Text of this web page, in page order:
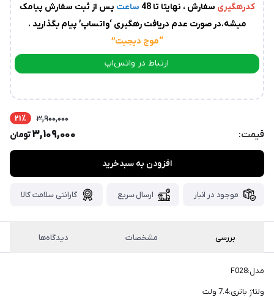
کاریمی
باشد.
عدم
کدرهگیریاز
پست،جهت
دریافت
۴۸ساعت
سفارش،واتساپ
کدرهگیری سفارش ، نهایتا تا 48 ساعت پس از ثبت سفارش پیامک
میشه.در صورت عدم دریافت رهگیری ‘واتساپ’ پیام بگذارید .
“موج دیجیت”
ارتباط در واتس‌اپ
قیمت:
3,900,000 21٪
3,109,000تومان
افزودن به سبدخرید
موجود در انبار ارسال سریع گارانتی سلامت کالا
بررسی مشخصات دیدگاه‌ها
مدل:F028
ولتاژ باتری:7.4 ولت